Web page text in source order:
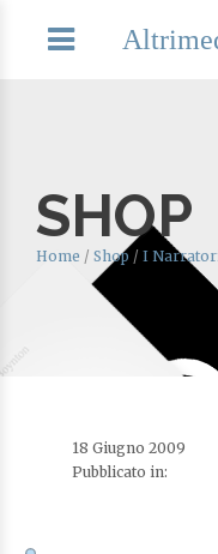
SHOP
Home / Shop / I
18 Giugno 2009
Pubblicato in: